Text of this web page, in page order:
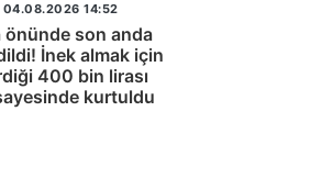
04.08.2026 14:52
önünde son anda
İnek almak için
400 bin lirası
kurtuldu